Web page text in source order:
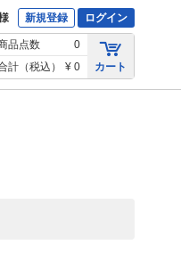
新規登録 ログイン
品点数
0
計（税込）
¥ 0 カート